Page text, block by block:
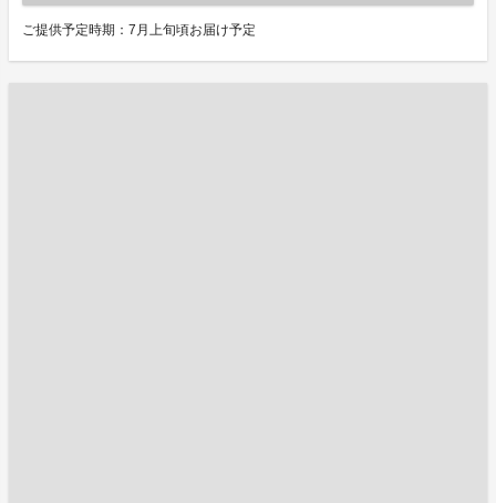
ご提供予定時期：7月上旬頃お届け予定